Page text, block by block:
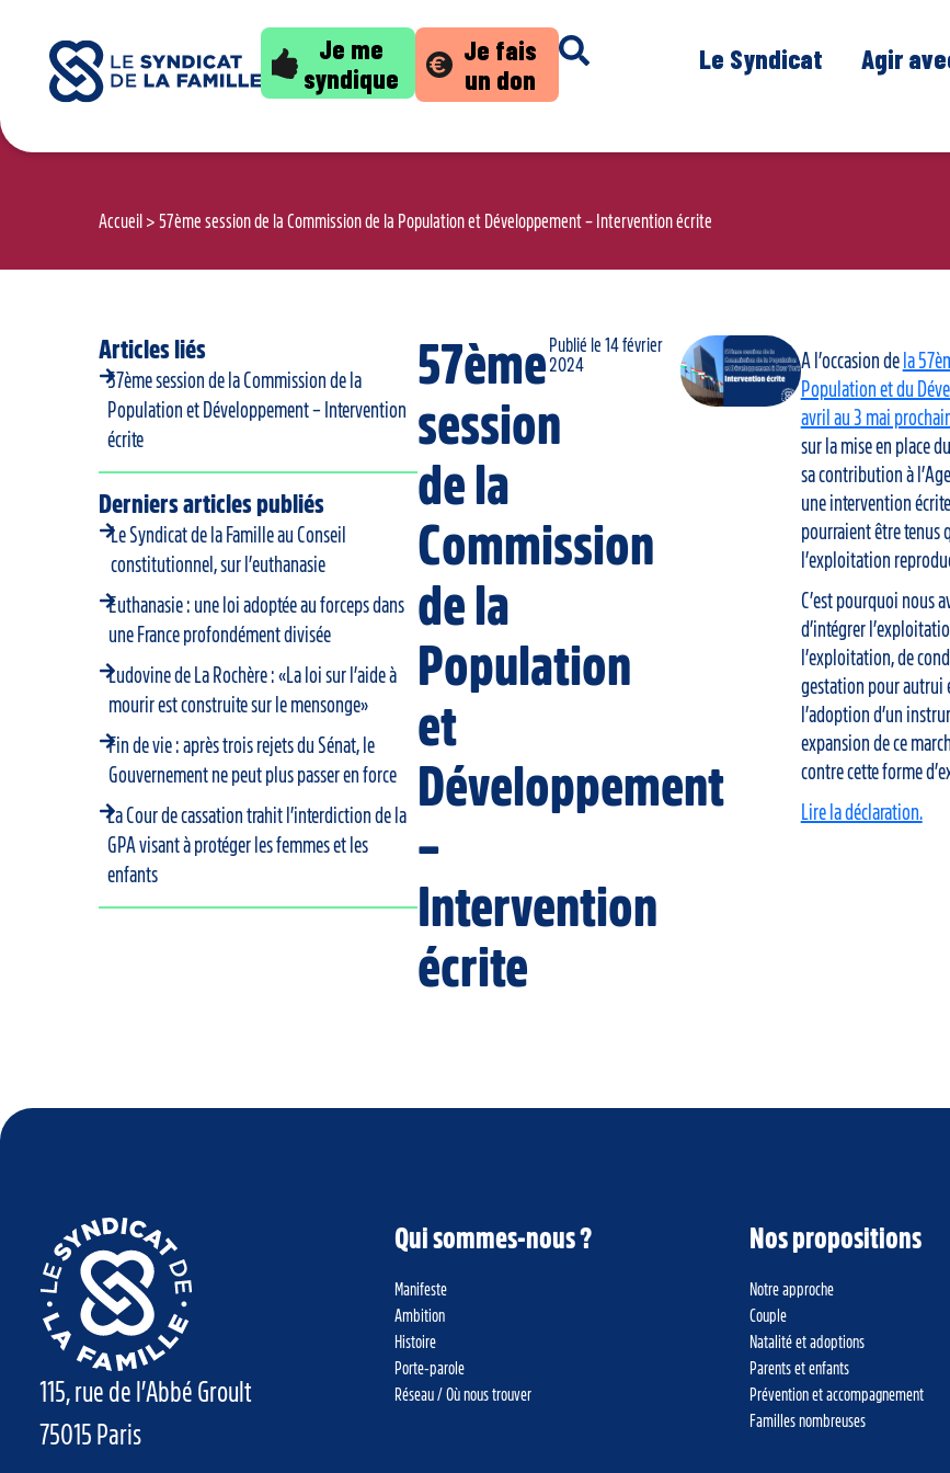
Je me
syndique
Je fais
un don
Le Syndicat Agir
Accueil > 57ème session de la Commission de la Population et Développement – Intervention écrite
Articles liés
57ème session de la Commission de la
Population et Développement – Intervention
écrite
Derniers articles publiés
Le Syndicat de la Famille au Conseil
constitutionnel, sur l’euthanasie
Euthanasie : une loi adoptée au forceps dans
une France profondément divisée
Ludovine de La Rochère : «La loi sur l’aide à
mourir est construite sur le mensonge»
Fin de vie : après trois rejets du Sénat, le
Gouvernement ne peut plus passer en force
La Cour de cassation trahit l’interdiction de la
GPA visant à protéger les femmes et les
enfants
57ème
session
de la
Commission
de la
Population
et
Développement
–
Intervention
écrite
Publié le 14 février
2024
A l’occasion de la
Population et du
avril au 3 mai
sur la mise en place
sa contribution à
une intervention
pourraient être tenus
l’exploitation
C’est pourquoi nous
d’intégrer
l’exploitation, de
gestation pour autrui
l’adoption d’un
expansion de ce
contre cette forme
Lire la déclaration.
115, rue de l’Abbé Groult
75015 Paris
Qui sommes-nous ?
Manifeste
Ambition
Histoire
Porte-parole
Réseau / Où nous trouver
Nos propositions
Notre approche
Couple
Natalité et adoptions
Parents et enfants
Prévention et accompagnement
Familles nombreuses